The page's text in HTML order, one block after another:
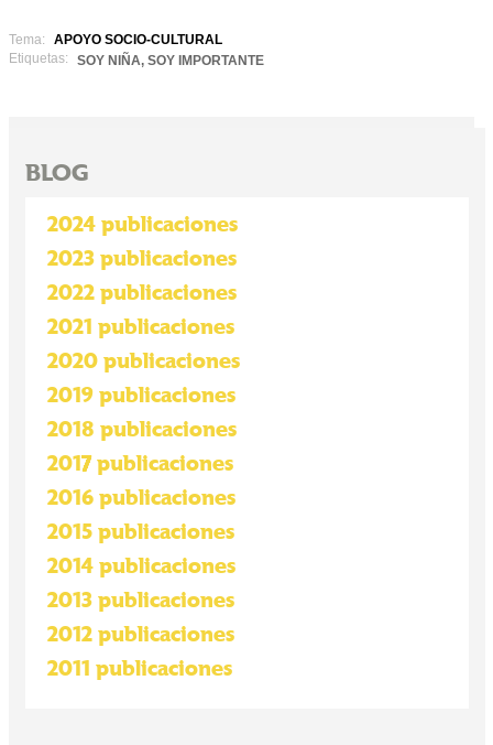
Tema:
APOYO SOCIO-CULTURAL
Etiquetas:
SOY NIÑA, SOY IMPORTANTE
BLOG
2024 publicaciones
2023 publicaciones
2022 publicaciones
2021 publicaciones
2020 publicaciones
2019 publicaciones
2018 publicaciones
2017 publicaciones
2016 publicaciones
2015 publicaciones
2014 publicaciones
2013 publicaciones
2012 publicaciones
2011 publicaciones